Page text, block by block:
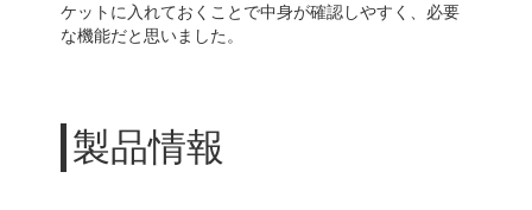
ケットに入れておくことで中身が確認しやすく、必要
な機能だと思いました。
製品情報